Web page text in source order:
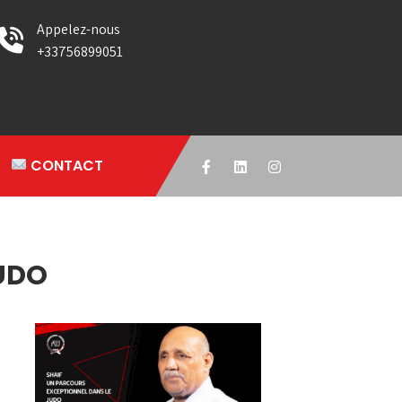
Appelez-nous
+33756899051
CONTACT